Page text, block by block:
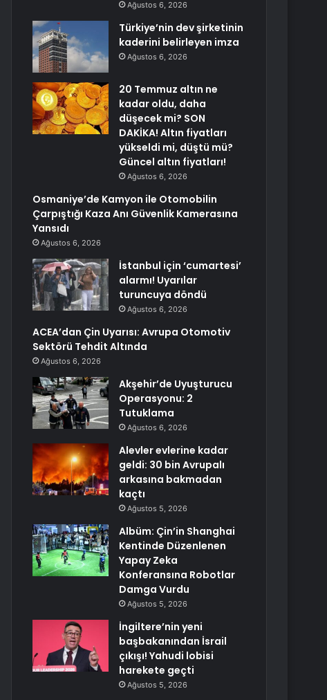
Ağustos 6, 2026
Türkiye’nin dev şirketinin
kaderini belirleyen imza
Ağustos 6, 2026
20 Temmuz altın ne
kadar oldu, daha
düşecek mi? SON
DAKİKA! Altın fiyatları
yükseldi mi, düştü mü?
Güncel altın fiyatları!
Ağustos 6, 2026
Osmaniye’de Kamyon ile Otomobilin
Çarpıştığı Kaza Anı Güvenlik Kamerasına
Yansıdı
Ağustos 6, 2026
İstanbul için ‘cumartesi’
alarmı! Uyarılar
turuncuya döndü
Ağustos 6, 2026
ACEA’dan Çin Uyarısı: Avrupa Otomotiv
Sektörü Tehdit Altında
Ağustos 6, 2026
Akşehir’de Uyuşturucu
Operasyonu: 2
Tutuklama
Ağustos 6, 2026
Alevler evlerine kadar
geldi: 30 bin Avrupalı
arkasına bakmadan
kaçtı
Ağustos 5, 2026
Albüm: Çin’in Shanghai
Kentinde Düzenlenen
Yapay Zeka
Konferansına Robotlar
Damga Vurdu
Ağustos 5, 2026
İngiltere’nin yeni
başbakanından İsrail
çıkışı! Yahudi lobisi
harekete geçti
Ağustos 5, 2026